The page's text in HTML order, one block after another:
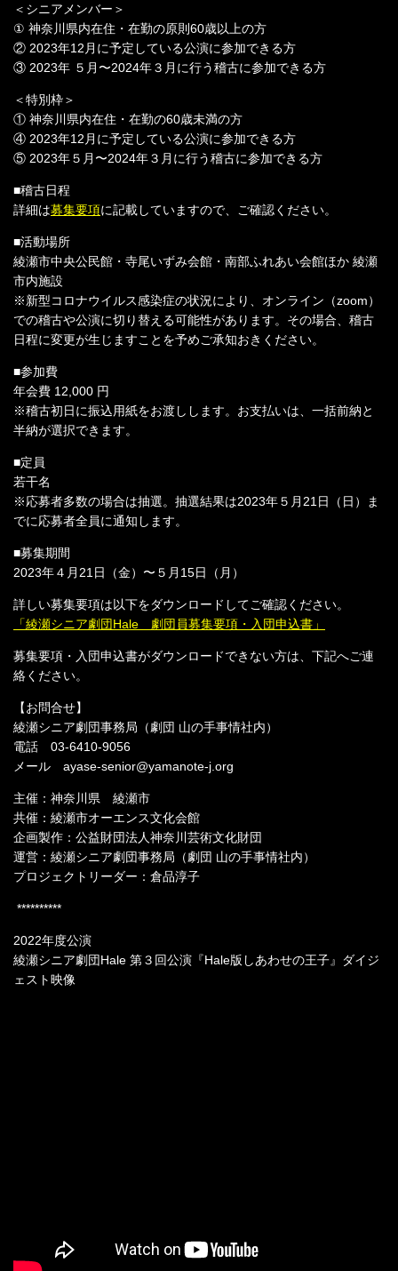
＜シニアメンバー＞
① 神奈川県内在住・在勤の原則60歳以上の方
② 2023年12月に予定している公演に参加できる方
③ 2023年 ５月〜2024年３月に行う稽古に参加できる方
＜特別枠＞
① 神奈川県内在住・在勤の60歳未満の方
④ 2023年12月に予定している公演に参加できる方
⑤ 2023年５月〜2024年３月に行う稽古に参加できる方
■稽古日程
詳細は募集要項に記載していますので、ご確認ください。
■活動場所
綾瀬市中央公⺠館・寺尾いずみ会館・南部ふれあい会館ほか 綾瀬
市内施設
※新型コロナウイルス感染症の状況により、オンライン（zoom）
での稽古や公演に切り替える可能性があります。その場合、稽古
⽇程に変更が⽣じますことを予めご承知おきください。
■参加費
年会費 12,000 円
※稽古初⽇に振込⽤紙をお渡しします。お⽀払いは、⼀括前納と
半納が選択できます。
■定員
若⼲名
※応募者多数の場合は抽選。抽選結果は2023年５月21日（日）ま
でに応募者全員に通知します。
■募集期間
2023年４⽉21⽇（金）〜５⽉15⽇（月）
詳しい募集要項は以下をダウンロードしてご確認ください。
「綾瀬シニア劇団Hale 劇団員募集要項・入団申込書」
募集要項・入団申込書がダウンロードできない方は、下記へご連
絡ください。
【お問合せ】
綾瀬シニア劇団事務局（劇団 山の手事情社内）
電話 03-6410-9056
メール ayase-senior@yamanote-j.org
主催：神奈川県 綾瀬市
共催：綾瀬市オーエンス文化会館
企画製作：公益財団法人神奈川芸術文化財団
運営：綾瀬シニア劇団事務局（劇団 山の手事情社内）
プロジェクトリーダー：倉品淳子
**********
2022年度公演
綾瀬シニア劇団Hale 第３回公演『Hale版しあわせの王子』ダイジ
ェスト映像